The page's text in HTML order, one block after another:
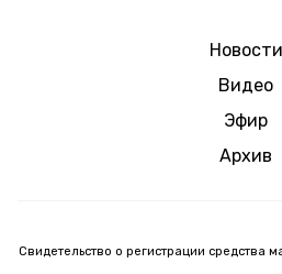
Новости
Видео
Эфир
Архив
Свидетельство о регистрации